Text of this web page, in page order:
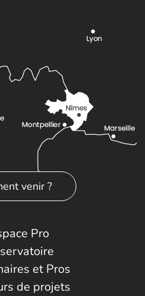
venir ?
Pro
et Pros
de projets